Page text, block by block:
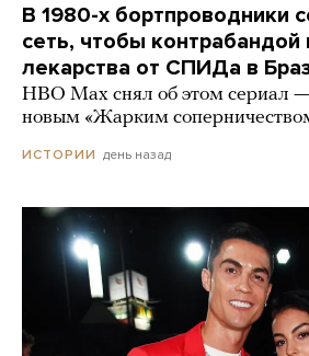
В 1980-х бортпроводники
сеть, чтобы контрабандой
лекарства от СПИДа в
HBO Max снял об этом сериал
новым «Жарким
ИСТОРИИ день назад